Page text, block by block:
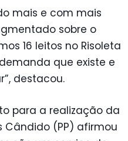
mais e com mais
sobre o
16 leitos no Risoleta
que existe e
destacou.
para a realização da
Cândido (PP) afirmou